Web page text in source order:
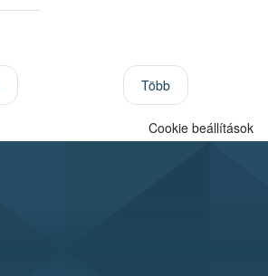
Több
Cookie beállítások